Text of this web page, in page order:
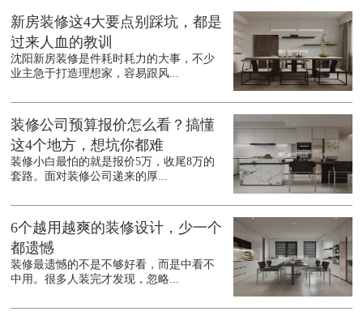
新房装修这4大要点别踩坑，都是
过来人血的教训
沈阳新房装修是件耗时耗力的大事，不少
业主急于打造理想家，容易跟风...
装修公司预算报价怎么看？搞懂
这4个地方，想坑你都难
装修小白最怕的就是报价5万，收尾8万的
套路。面对装修公司递来的厚...
6个越用越爽的装修设计，少一个
都遗憾
装修最遗憾的不是不够好看，而是中看不
中用。很多人装完才发现，忽略...